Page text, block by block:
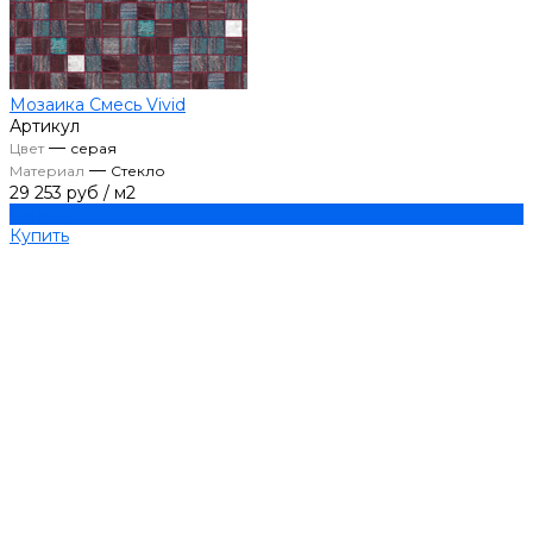
Мозаика Смесь Vivid
Артикул
Цвет— серая
Материал — Стекло
29 253 руб / м2
Купить